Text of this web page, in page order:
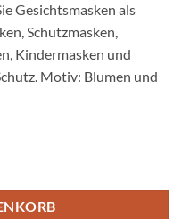
Gesichtsmasken als
Schutzmasken,
Kindermasken und
Motiv: Blumen und